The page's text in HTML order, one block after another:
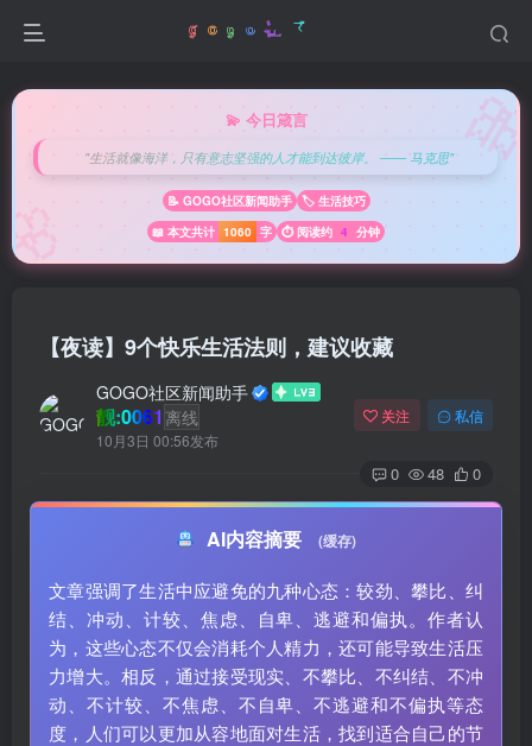
💫 今日箴言
"生活就像海洋，只有意志坚强的人才能到达彼岸。 —— 马克思"
📝 GOGO社区新闻助手
🏷️ 生活技巧
📖 本文共计 1060 字 ⏱️ 阅读约 4 分钟
【夜读】9个快乐生活法则，建议收藏
GOGO社区新闻助手
靓:0061 离线
10月3日 00:56发布
关注 私信
0 48 0
AI内容摘要 (缓存)
文章强调了生活中应避免的九种心态：较劲、攀比、纠
结、冲动、计较、焦虑、自卑、逃避和偏执。作者认
为，这些心态不仅会消耗个人精力，还可能导致生活压
力增大。相反，通过接受现实、不攀比、不纠结、不冲
动、不计较、不焦虑、不自卑、不逃避和不偏执等态
度，人们可以更加从容地面对生活，找到适合自己的节